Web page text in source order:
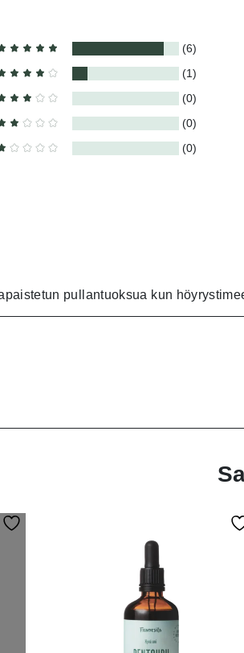
(6)
(1)
(0)
(0)
(0)
pullantuoksua kun
ja mystinen. Joulun tunnelmaan